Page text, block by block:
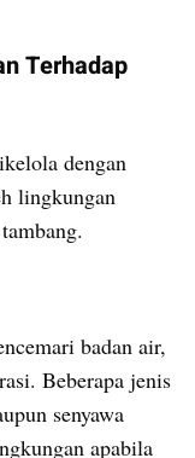
Terhadap
dengan
lingkungan
badan air,
Beberapa jenis
senyawa
apabila